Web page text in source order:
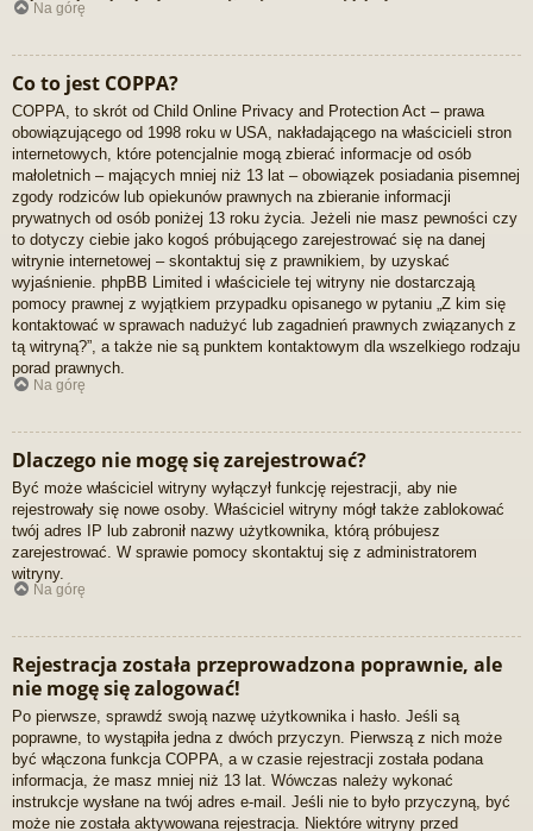
Na górę
Co to jest COPPA?
COPPA, to skrót od Child Online Privacy and Protection Act – prawa
obowiązującego od 1998 roku w USA, nakładającego na właścicieli stron
internetowych, które potencjalnie mogą zbierać informacje od osób
małoletnich – mających mniej niż 13 lat – obowiązek posiadania pisemnej
zgody rodziców lub opiekunów prawnych na zbieranie informacji
prywatnych od osób poniżej 13 roku życia. Jeżeli nie masz pewności czy
to dotyczy ciebie jako kogoś próbującego zarejestrować się na danej
witrynie internetowej – skontaktuj się z prawnikiem, by uzyskać
wyjaśnienie. phpBB Limited i właściciele tej witryny nie dostarczają
pomocy prawnej z wyjątkiem przypadku opisanego w pytaniu „Z kim się
kontaktować w sprawach nadużyć lub zagadnień prawnych związanych z
tą witryną?”, a także nie są punktem kontaktowym dla wszelkiego rodzaju
porad prawnych.
Na górę
Dlaczego nie mogę się zarejestrować?
Być może właściciel witryny wyłączył funkcję rejestracji, aby nie
rejestrowały się nowe osoby. Właściciel witryny mógł także zablokować
twój adres IP lub zabronił nazwy użytkownika, którą próbujesz
zarejestrować. W sprawie pomocy skontaktuj się z administratorem
witryny.
Na górę
Rejestracja została przeprowadzona poprawnie, ale
nie mogę się zalogować!
Po pierwsze, sprawdź swoją nazwę użytkownika i hasło. Jeśli są
poprawne, to wystąpiła jedna z dwóch przyczyn. Pierwszą z nich może
być włączona funkcja COPPA, a w czasie rejestracji została podana
informacja, że masz mniej niż 13 lat. Wówczas należy wykonać
instrukcje wysłane na twój adres e-mail. Jeśli nie to było przyczyną, być
może nie została aktywowana rejestracja. Niektóre witryny przed